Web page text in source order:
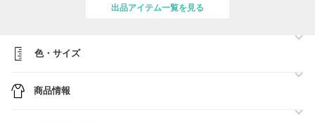
・休業日 8/9(日)、11(火)、13(木)、14(金)、15(土)、16(日)
ご注文確定日時順に、準備ができ次第、順次最短着にてご対応をさせて
いただきます。
出品アイテム一覧を見る
色・サイズ
商品情報